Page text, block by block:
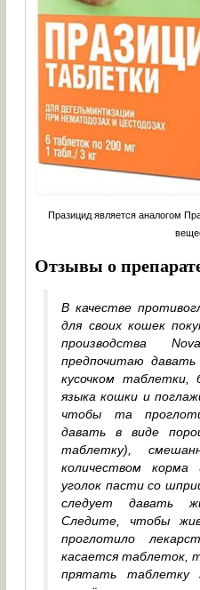
Празицид является аналогом
Отзывы о
В качестве
для своих кошек
производства
предпочитаю давать
кусочком таблетки,
языка кошки и
чтобы та
давать в виде
таблетку),
количеством
уголок пасти со
следует давать
Следите, чтобы
проглотило
касается таблеток,
прятать